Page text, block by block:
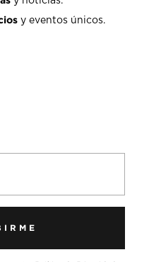
y eventos únicos.